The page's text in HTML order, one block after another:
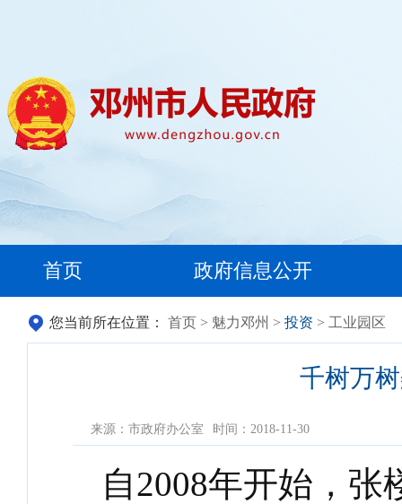
首页 政府信息公开
您当前所在位置： 首页 > 魅力邓州 > 投资 > 工业园区
千树万
来源：市政府办公室 时间：2018-11-30
自2008年开始，张